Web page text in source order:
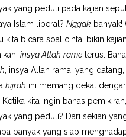
yang peduli pada kajian
Islam liberal? Nggak banyak!
kita bicara soal cinta, bikin kajian
insya Allah rame terus.
, insya Allah ramai yang datang,
hijrah ini memang dekat
Ketika kita ingin bahas
yang peduli? Dari sekian
banyak yang siap